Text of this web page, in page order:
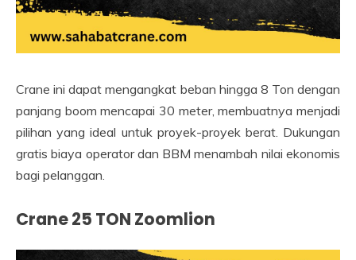
Crane ini dapat mengangkat beban hingga 8 Ton dengan
panjang boom mencapai 30 meter, membuatnya menjadi
pilihan yang ideal untuk proyek-proyek berat. Dukungan
gratis biaya operator dan BBM menambah nilai ekonomis
bagi pelanggan.
Crane 25 TON Zoomlion